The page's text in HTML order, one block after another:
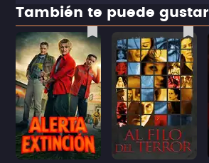
También te puede gustar